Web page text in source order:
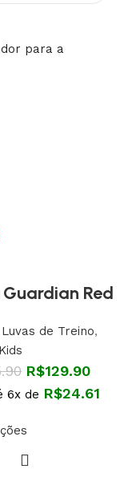
para a
Red
Luvas de Treino,
R$129.90
6x de R$24.61